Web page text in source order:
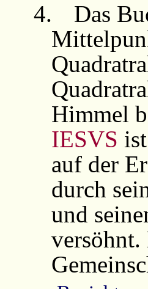
4.
Das
Himmel
IESVS
auf der
durch
und
versöhnt.